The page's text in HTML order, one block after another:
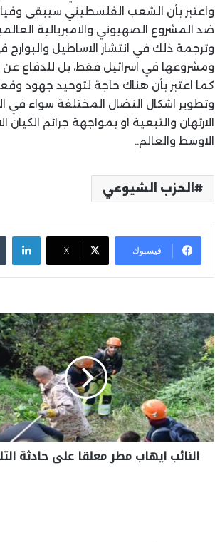
واعتبر بأن الشعب الفلسطيني سيبقى
ضد المشروع الصهيوني والامبريالية
وترجمة ذلك في انتشار الاساطيل
ومشروعها في اسرائيل فقط، بل للدفاع
كما اعتبر بأن هناك حاجة لتوحيد جهود
وتطوير اشكال النضال المختلفة سواء
الارتهان والتبعية او بمواجهة جرائم
الاوسط والعالم..
الحزب الشيوعي
فيسبوك X
النائب ايهاب مطر معلقا على حادثة